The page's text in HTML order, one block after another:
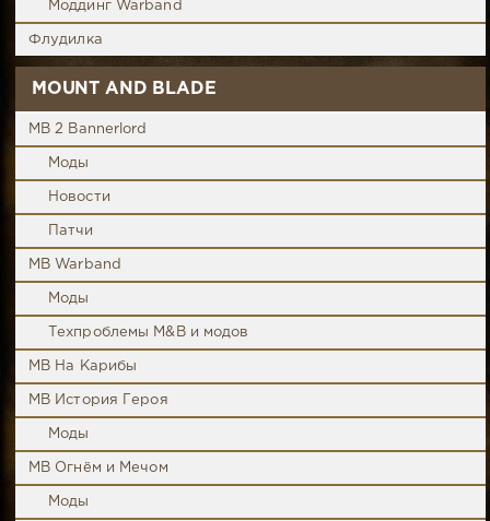
Моддинг Warband
Флудилка
MOUNT AND BLADE
MB 2 Bannerlord
Моды
Новости
Патчи
MB Warband
Моды
Техпроблемы M&B и модов
MB На Карибы
MB История Героя
Моды
MB Огнём и Мечом
Моды